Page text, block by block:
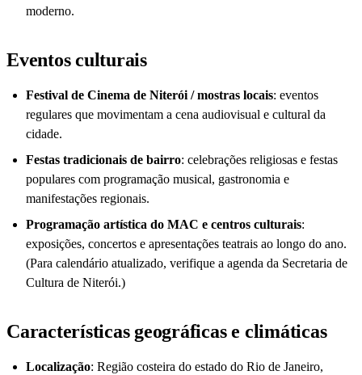
moderno.
Eventos culturais
Festival de Cinema de Niterói / mostras locais: eventos
regulares que movimentam a cena audiovisual e cultural da
cidade.
Festas tradicionais de bairro: celebrações religiosas e festas
populares com programação musical, gastronomia e
manifestações regionais.
Programação artística do MAC e centros culturais:
exposições, concertos e apresentações teatrais ao longo do ano.
(Para calendário atualizado, verifique a agenda da Secretaria de
Cultura de Niterói.)
Características geográficas e climáticas
Localização: Região costeira do estado do Rio de Janeiro,